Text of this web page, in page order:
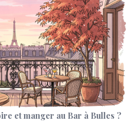
et manger au Bar à Bulles ?